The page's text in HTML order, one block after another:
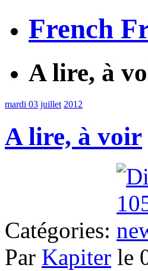
French
A lire, à
mardi 03 juillet 2012
A lire, à voir
Catégories:
Par Kapiter le